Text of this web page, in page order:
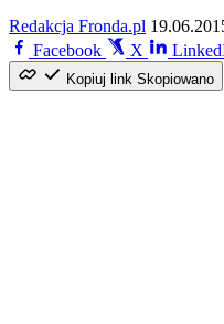
Redakcja Fronda.pl
Facebook
X
Kopiuj link Skopiowano